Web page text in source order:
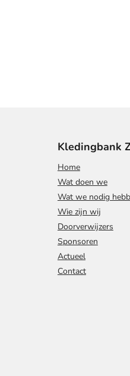
Kledingbank
Home
Wat doen we
Wat we nodig
Wie zijn wij
Doorverwijzers
Sponsoren
Actueel
Contact